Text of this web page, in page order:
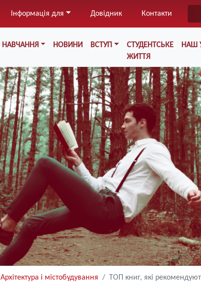
до
основного
вмісту
Інформація для Довідник Контакти
Меню у хедері
НАВЧАННЯ НОВИНИ ВСТУП
СТУДЕНТСЬКЕ
ЖИТТЯ
НАШ
Архітектура і містобудування ТОП книг, які